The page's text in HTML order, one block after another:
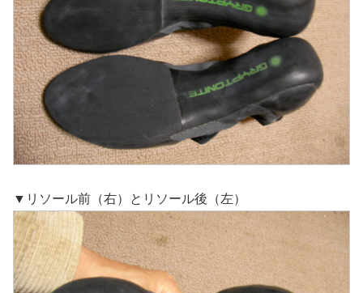
▼リソール前（右）とリソール後（左）